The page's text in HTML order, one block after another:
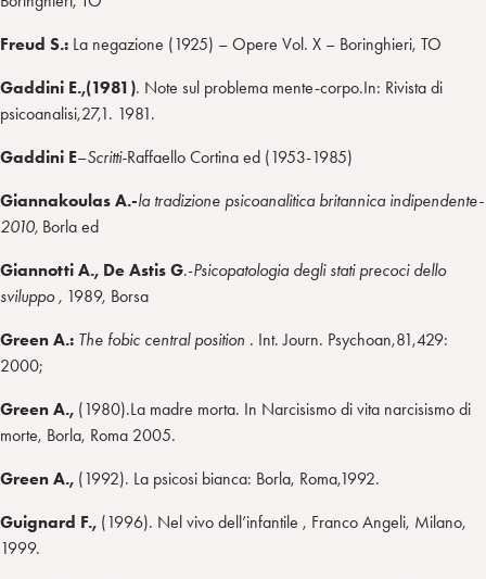
Freud S.: La negazione (1925) – Opere Vol. X – Boringhieri, TO
Gaddini E.,(1981). Note sul problema mente-corpo.In: Rivista di
psicoanalisi,27,1. 1981.
Gaddini E–Scritti-Raffaello Cortina ed (1953-1985)
Giannakoulas A.-la tradizione psicoanalitica britannica indipendente-
2010, Borla ed
Giannotti A., De Astis G.-Psicopatologia degli stati precoci dello
sviluppo , 1989, Borsa
Green A.: The fobic central position . Int. Journ. Psychoan,81,429:
2000;
Green A., (1980).La madre morta. In Narcisismo di vita narcisismo di
morte, Borla, Roma 2005.
Green A., (1992). La psicosi bianca: Borla, Roma,1992.
Guignard F., (1996). Nel vivo dell’infantile , Franco Angeli, Milano,
1999.